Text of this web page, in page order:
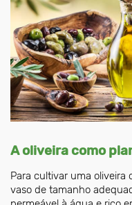
A oliveira como
Para cultivar uma oliveira
vaso de tamanho